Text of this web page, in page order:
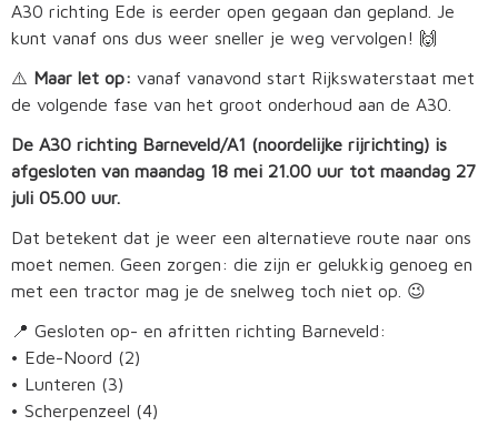
A30 richting Ede is eerder open gegaan dan gepland. Je
kunt vanaf ons dus weer sneller je weg vervolgen! 🙌
⚠️ Maar let op: vanaf vanavond start Rijkswaterstaat met
de volgende fase van het groot onderhoud aan de A30.
De A30 richting Barneveld/A1 (noordelijke rijrichting) is
afgesloten van maandag 18 mei 21.00 uur tot maandag 27
juli 05.00 uur.
Dat betekent dat je weer een alternatieve route naar ons
moet nemen. Geen zorgen: die zijn er gelukkig genoeg en
met een tractor mag je de snelweg toch niet op. 😉
📍 Gesloten op- en afritten richting Barneveld:
• Ede-Noord (2)
• Lunteren (3)
• Scherpenzeel (4)